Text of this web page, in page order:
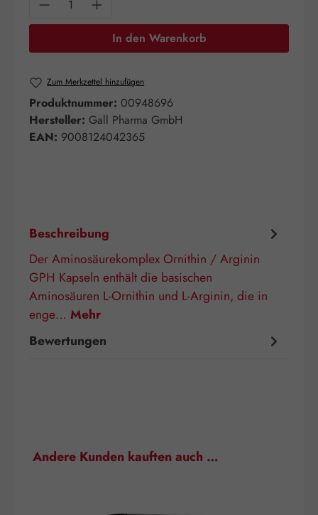
In den Warenkorb
Zum Merkzettel hinzufügen
Produktnummer: 00948696
Hersteller: Gall Pharma GmbH
EAN: 9008124042365
Beschreibung
Der Aminosäurekomplex Ornithin / Arginin
GPH Kapseln enthält die basischen
Aminosäuren L-Ornithin und L-Arginin, die in
enge… Mehr
Bewertungen
Produktgalerie überspringen
Andere Kunden kauften auch …